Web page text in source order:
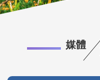
媒體